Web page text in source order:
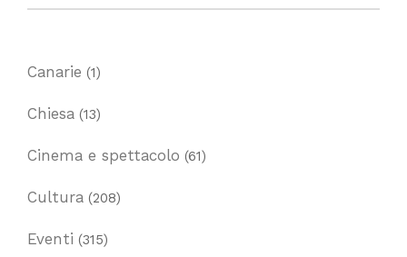
Canarie (1)
Chiesa (13)
Cinema e spettacolo (61)
Cultura (208)
Eventi (315)